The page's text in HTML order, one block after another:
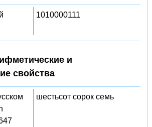
1010000111
и
свойства
шестьсот сорок семь